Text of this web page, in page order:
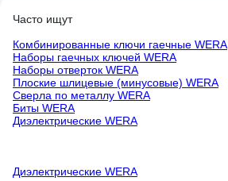
Часто ищут
Комбинированные ключи гаечные WERA
Наборы гаечных ключей WERA
Наборы отверток WERA
Плоские шлицевые (минусовые) WERA
Сверла по металлу WERA
Биты WERA
Диэлектрические WERA
Диэлектрические WERA